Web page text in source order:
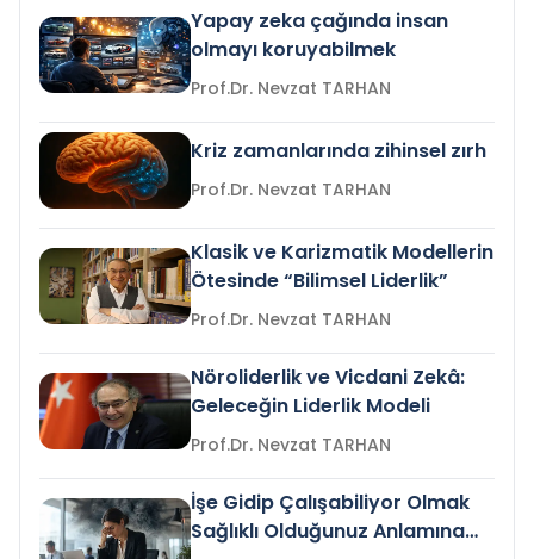
Yapay zeka çağında insan
olmayı koruyabilmek
Prof.Dr. Nevzat TARHAN
Kriz zamanlarında zihinsel zırh
Prof.Dr. Nevzat TARHAN
Klasik ve Karizmatik Modellerin
Ötesinde “Bilimsel Liderlik”
Prof.Dr. Nevzat TARHAN
Nöroliderlik ve Vicdani Zekâ:
Geleceğin Liderlik Modeli
Prof.Dr. Nevzat TARHAN
İşe Gidip Çalışabiliyor Olmak
Sağlıklı Olduğunuz Anlamına